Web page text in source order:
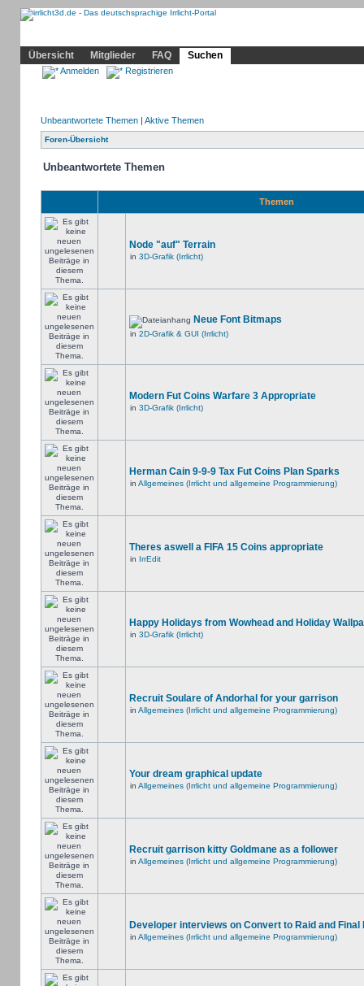
Übersicht
Mitglieder FAQ Suchen
Anmelden Registrieren
Unbeantwortete Themen| Aktive Themen
Foren-Übersicht
Unbeantwortete Themen
Themen
Node "auf" Terrain
in 3D-Grafik (Irrlicht)
Neue Font Bitmaps
in 2D-Grafik & GUI (Irrlicht)
Modern Fut Coins Warfare 3 Appropriate
in 3D-Grafik (Irrlicht)
Herman Cain 9-9-9 Tax Fut Coins Plan Sparks
in Allgemeines (Irrlicht und allgemeine Programmierung)
Theres aswell a FIFA 15 Coins appropriate
in IrrEdit
Happy Holidays from Wowhead and Holiday
in 3D-Grafik (Irrlicht)
Recruit Soulare of Andorhal for your garrison
in Allgemeines (Irrlicht und allgemeine Programmierung)
Your dream graphical update
in Allgemeines (Irrlicht und allgemeine Programmierung)
Recruit garrison kitty Goldmane as a follower
in Allgemeines (Irrlicht und allgemeine Programmierung)
Developer interviews on Convert to Raid and Final
in Allgemeines (Irrlicht und allgemeine Programmierung)